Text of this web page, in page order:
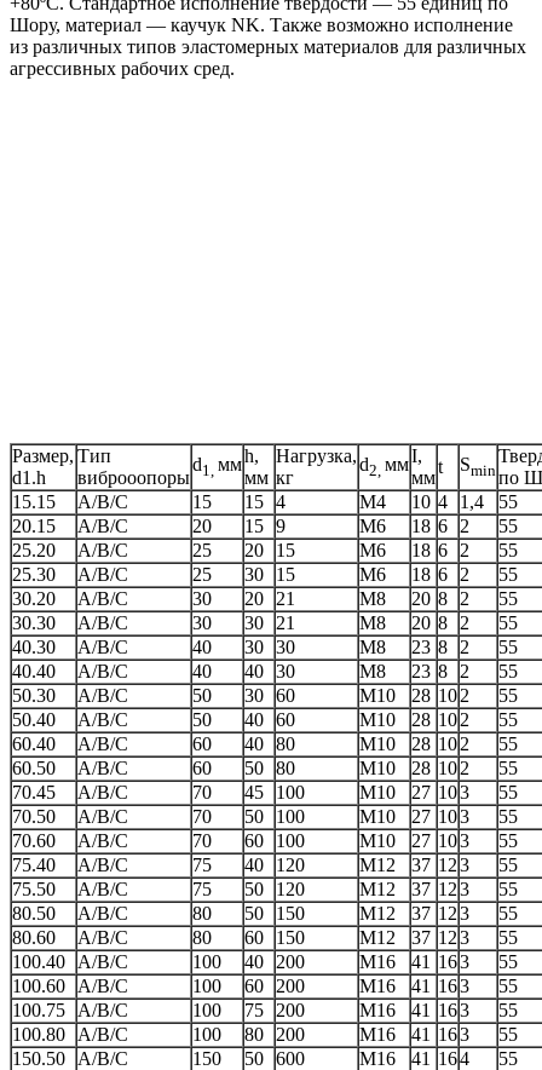
Шору, материал — каучук NK. Также возможно исполнение
из различных типов эластомерных материалов для различных
агрессивных рабочих сред.
Размер,
d1.h
Тип
виброоопоры
d1, ммh,
мм
Нагрузка,
кг
d2, ммI,
мм
t Sminпо
15.15
A/B/C 15 15 4 М4 10 4 1,4
55
20.15
A/B/C 20 15 9 М6 18 6 2
55
25.20
A/B/C 25 20 15 М6 18 6 2
55
25.30
A/B/C 25 30 15 М6 18 6 2
55
30.20
A/B/C 30 20 21 М8 20 8 2
55
30.30
A/B/C 30 30 21 М8 20 8 2
55
40.30
A/B/C 40 30 30 М8 23 8 2
55
40.40
A/B/C 40 40 30 М8 23 8 2
55
50.30
A/B/C 50 30 60 М10 28 102
55
50.40
A/B/C 50 40 60 М10 28 102
55
60.40
A/B/C 60 40 80 М10 28 102
55
60.50
A/B/C 60 50 80 М10 28 102
55
70.45
A/B/C 70 45 100 М10 27 103
55
70.50
A/B/C 70 50 100 М10 27 103
55
70.60
A/B/C 70 60 100 М10 27 103
55
75.40
A/B/C 75 40 120 М12 37 123
55
75.50
A/B/C 75 50 120 М12 37 123
55
80.50
A/B/C 80 50 150 М12 37 123
55
80.60
A/B/C 80 60 150 М12 37 123
55
100.40
A/B/C 100 40 200 М16 41 163
55
100.60
A/B/C 100 60 200 М16 41 163
55
100.75
A/B/C 100 75 200 М16 41 163
55
100.80
A/B/C 100 80 200 М16 41 163
55
150.50
A/B/C 150 50 600 М16 41 164 55